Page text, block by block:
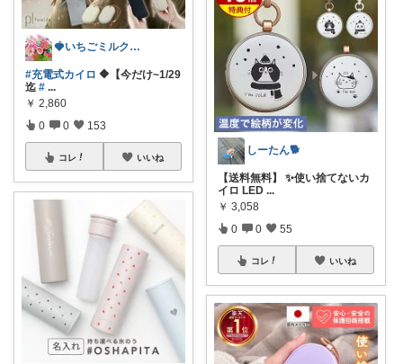
🍓いちごミルク🍓8月からスロー再開
#充電式カイロ 🔶【今だけ~1/29
迄 # ...
￥ 2,860
0 0 153
コレ いいね
しーたん🐕
【送料無料】 ✨使い捨てないカ
イロ LED ...
￥ 3,058
0 0 55
コレ いいね